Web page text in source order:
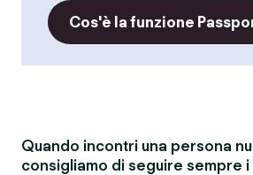
Cos'è la funzione
Quando incontri una persona
consigliamo di seguire sempre